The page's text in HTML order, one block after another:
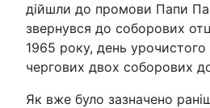
дійшли до промови Папи
звернувся до соборових
1965 року, день
чергових двох соборових
Як вже було зазначено